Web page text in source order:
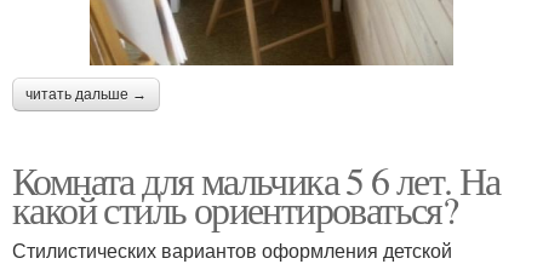
читать дальше →
Комната для мальчика 5 6 лет. На
какой стиль ориентироваться?
Стилистических вариантов оформления детской